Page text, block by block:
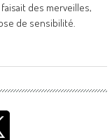
des merveilles,
de sensibilité.